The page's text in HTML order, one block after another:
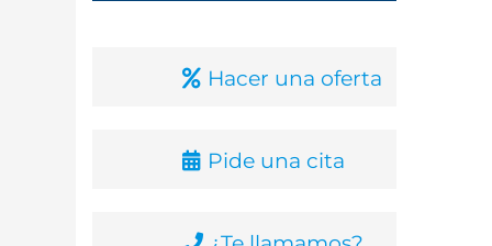
Hacer una oferta
Pide una cita